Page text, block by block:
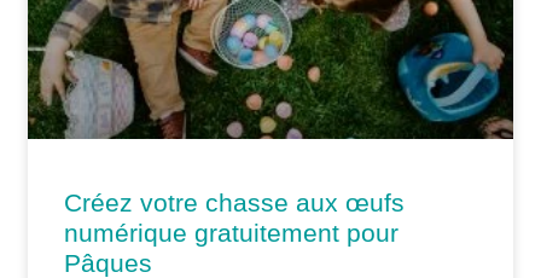
Créez votre chasse aux œufs
numérique gratuitement pour
Pâques